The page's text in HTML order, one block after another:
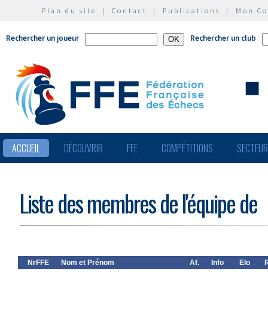
Plan du site | Contact | Publications | Mon
Rechercher un joueur Rechercher un club
ACCUEIL DÉCOUVRIR FFE COMPÉTITIONS
Liste des membres de l'équipe de
NrFFE Nom et Prénom Af. Info Elo